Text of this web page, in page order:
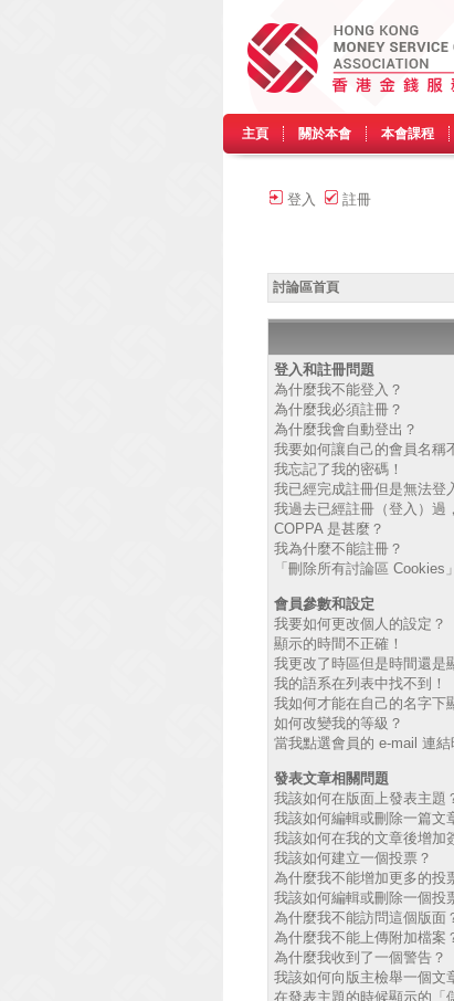
主頁 關於本會 本會課程
登入 註冊
討論區首頁
登入和註冊問題
為什麼我不能登入？
為什麼我必須註冊？
為什麼我會自動登出？
我要如何讓自己的會員名稱
我忘記了我的密碼！
我已經完成註冊但是無法登
我過去已經註冊（登入）過
COPPA 是甚麼？
我為什麼不能註冊？
「刪除所有討論區 Cookies
會員參數和設定
我要如何更改個人的設定？
顯示的時間不正確！
我更改了時區但是時間還是
我的語系在列表中找不到！
我如何才能在自己的名字下
如何改變我的等級？
當我點選會員的 e-mail 連
發表文章相關問題
我該如何在版面上發表主題
我該如何編輯或刪除一篇文
我該如何在我的文章後增加
我該如何建立一個投票？
為什麼我不能增加更多的投
我該如何編輯或刪除一個投
為什麼我不能訪問這個版面
為什麼我不能上傳附加檔案
為什麼我收到了一個警告？
我該如何向版主檢舉一個文
在發表主題的時候顯示的「